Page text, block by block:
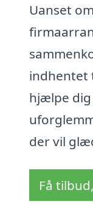
Uanset
indhentet
hjælpe
der vil
Få